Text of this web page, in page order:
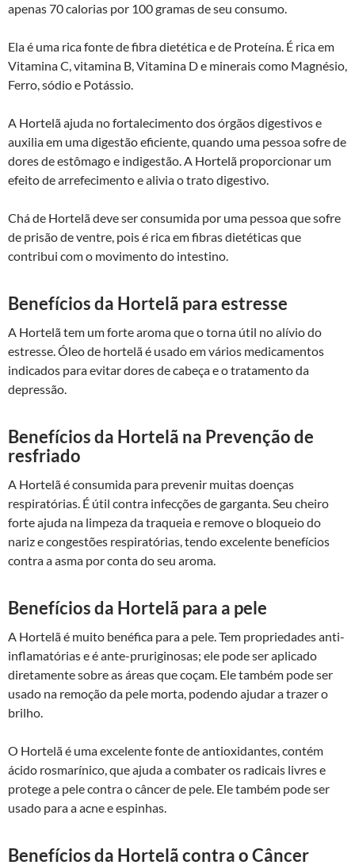
apenas 70 calorias por 100 gramas de seu consumo.
Ela é uma rica fonte de fibra dietética e de Proteína. É rica em
Vitamina C, vitamina B, Vitamina D e minerais como Magnésio,
Ferro, sódio e Potássio.
A Hortelã ajuda no fortalecimento dos órgãos digestivos e
auxilia em uma digestão eficiente, quando uma pessoa sofre de
dores de estômago e indigestão. A Hortelã proporcionar um
efeito de arrefecimento e alivia o trato digestivo.
Chá de Hortelã deve ser consumida por uma pessoa que sofre
de prisão de ventre, pois é rica em fibras dietéticas que
contribui com o movimento do intestino.
Benefícios da Hortelã para estresse
A Hortelã tem um forte aroma que o torna útil no alívio do
estresse. Óleo de hortelã é usado em vários medicamentos
indicados para evitar dores de cabeça e o tratamento da
depressão.
Benefícios da Hortelã na Prevenção de
resfriado
A Hortelã é consumida para prevenir muitas doenças
respiratórias. É útil contra infecções de garganta. Seu cheiro
forte ajuda na limpeza da traqueia e remove o bloqueio do
nariz e congestões respiratórias, tendo excelente benefícios
contra a asma por conta do seu aroma.
Benefícios da Hortelã para a pele
A Hortelã é muito benéfica para a pele. Tem propriedades anti-
inflamatórias e é ante-pruriginosas; ele pode ser aplicado
diretamente sobre as áreas que coçam. Ele também pode ser
usado na remoção da pele morta, podendo ajudar a trazer o
brilho.
O Hortelã é uma excelente fonte de antioxidantes, contém
ácido rosmarínico, que ajuda a combater os radicais livres e
protege a pele contra o câncer de pele. Ele também pode ser
usado para a acne e espinhas.
Benefícios da Hortelã contra o Câncer